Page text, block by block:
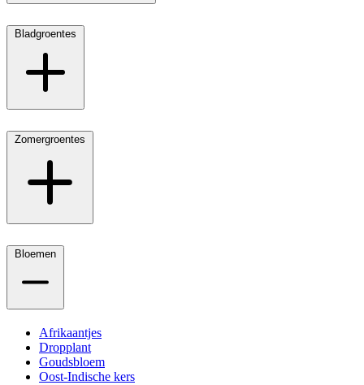
Bladgroentes
Zomergroentes
Bloemen
Afrikaantjes
Dropplant
Goudsbloem
Oost-Indische kers